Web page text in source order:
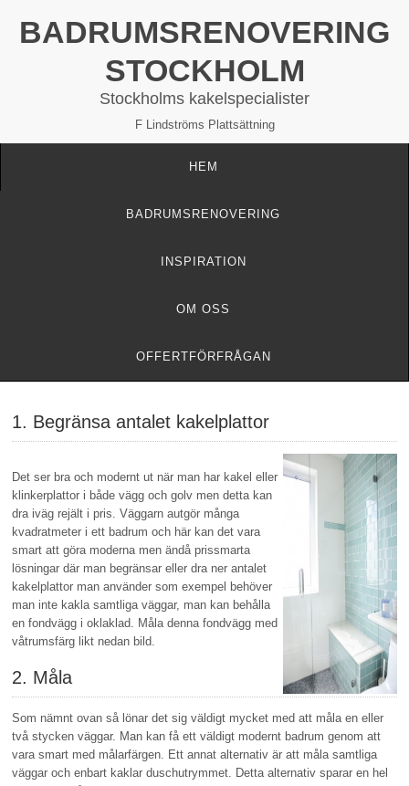
BADRUMSRENOVERING
STOCKHOLM
Stockholms kakelspecialister
F Lindströms Plattsättning
HEM
BADRUMSRENOVERING
INSPIRATION
OM OSS
OFFERTFÖRFRÅGAN
1. Begränsa antalet kakelplattor
Det ser bra och modernt ut när man har kakel eller
klinkerplattor i både vägg och golv men detta kan
dra iväg rejält i pris. Väggarn autgör många
kvadratmeter i ett badrum och här kan det vara
smart att göra moderna men ändå prissmarta
lösningar där man begränsar eller dra ner antalet
kakelplattor man använder som exempel behöver
man inte kakla samtliga väggar, man kan behålla
en fondvägg i oklaklad. Måla denna fondvägg med
våtrumsfärg likt nedan bild.
2. Måla
Som nämnt ovan så lönar det sig väldigt mycket med att måla en eller
två stycken väggar. Man kan få ett väldigt modernt badrum genom att
vara smart med målarfärgen. Ett annat alternativ är att måla samtliga
väggar och enbart kaklar duschutrymmet. Detta alternativ sparar en hel